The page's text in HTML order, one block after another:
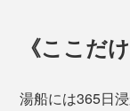
《ここだ
湯船には365日浸